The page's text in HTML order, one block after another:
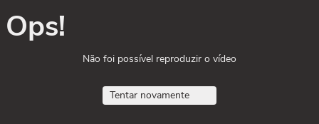
Ops!
Não foi possível reproduzir o vídeo
Tentar novamente